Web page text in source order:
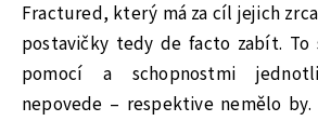
Fractured, který má za cíl jejich
postavičky tedy de facto zabít. To
pomocí a schopnostmi
nepovede – respektive nemělo